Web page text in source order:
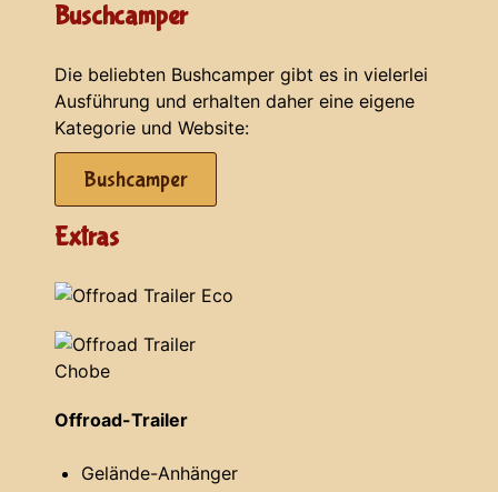
Buschcamper
Die beliebten Bushcamper gibt es in vielerlei
Ausführung und erhalten daher eine eigene
Kategorie und Website:
Bushcamper
Extras
Offroad-Trailer
Gelände-Anhänger